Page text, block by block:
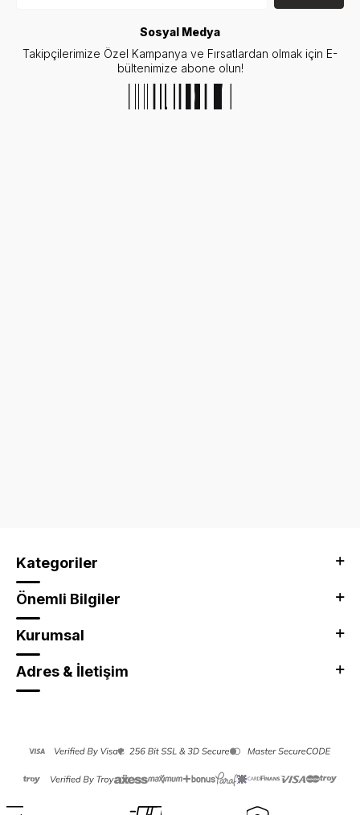
Sosyal Medya
Takipçilerimize Özel Kampanya ve Fırsatlardan olmak için E-
bültenimize abone olun!
Kategoriler
Önemli Bilgiler
Kurumsal
Adres & İletişim